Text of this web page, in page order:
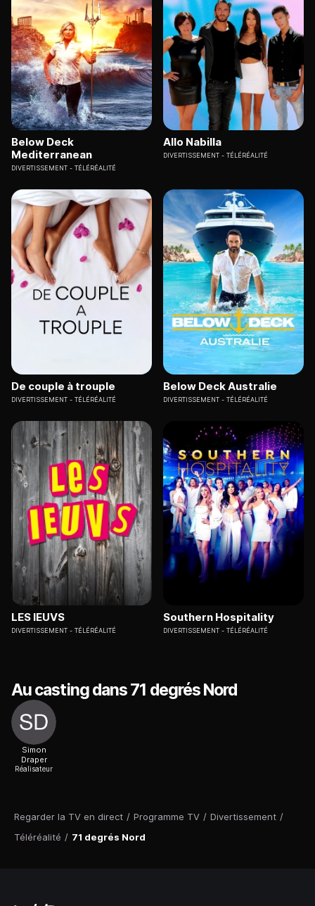
Regarder la TV en direct / Programme TV / Divertissement /
Téléréalité / 71 degrés Nord
Below Deck
Mediterranean
DIVERTISSEMENT TÉLÉRÉALITÉ
Allo Nabilla
DIVERTISSEMENT TÉLÉRÉALITÉ
De couple à trouple
DIVERTISSEMENT TÉLÉRÉALITÉ
Below Deck Australie
DIVERTISSEMENT TÉLÉRÉALITÉ
LES IEUVS
DIVERTISSEMENT TÉLÉRÉALITÉ
Southern Hospitality
DIVERTISSEMENT TÉLÉRÉALITÉ
Au casting dans 71 degrés Nord
Simon
Draper
Réalisateur